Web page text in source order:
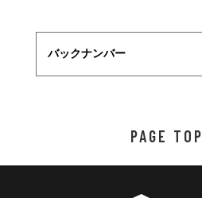
バックナンバー
PAGE TOP